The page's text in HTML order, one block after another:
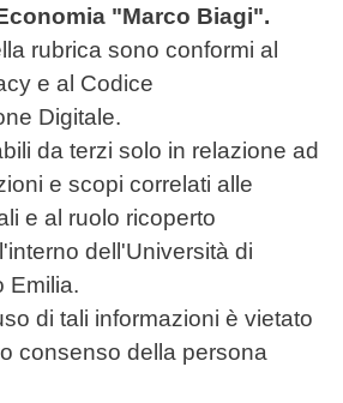
"Marco Biagi".
rubrica sono conformi al
e al Codice
Digitale.
da terzi solo in relazione ad
e scopi correlati alle
e al ruolo ricoperto
dell'Università di
Emilia.
di tali informazioni è vietato
consenso della persona